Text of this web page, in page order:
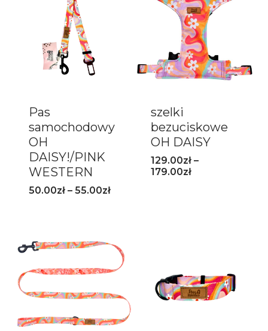
Pas
samochodowy
OH
DAISY!/PINK
WESTERN
50.00zł – 55.00zł
szelki
bezuciskowe
OH DAISY
129.00zł –
179.00zł